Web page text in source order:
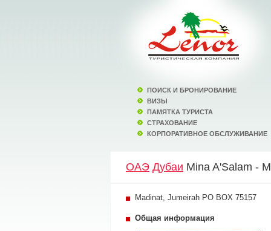
ПОИСК И БРОНИРОВАНИЕ
ВИЗЫ
ПАМЯТКА ТУРИСТА
СТРАХОВАНИЕ
КОРПОРАТИВНОЕ ОБСЛУЖИВАНИЕ
ОАЭ Дубаи Mina A'Salam -
Madinat, Jumeirah PO BOX 75157
Общая информация